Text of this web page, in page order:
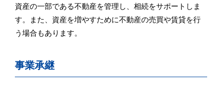
資産の一部である不動産を管理し、相続をサポートしま
す。また、資産を増やすために不動産の売買や賃貸を行
う場合もあります。
事業承継